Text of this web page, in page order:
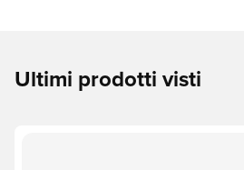
Ultimi prodotti visti